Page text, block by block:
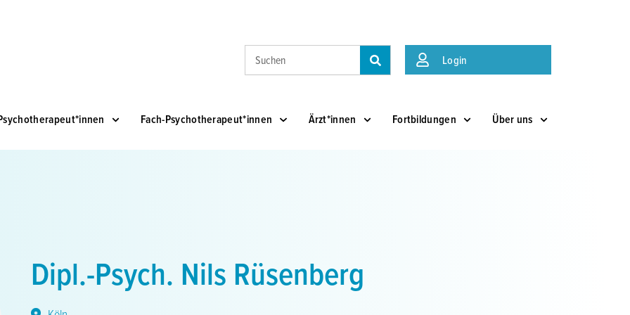
Suche
Login
Fach-Psychotherapeut*innen Ärzt*innen Fortbildungen Über uns
Dipl.-Psych. Nils Rüsenberg